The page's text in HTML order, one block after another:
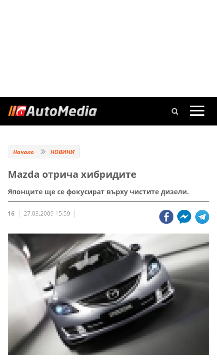
Начало НОВИНИ
Mazda отрича хибридите
Японците ще се фокусират върху чистите дизели.
16 27.03.2009 15:59